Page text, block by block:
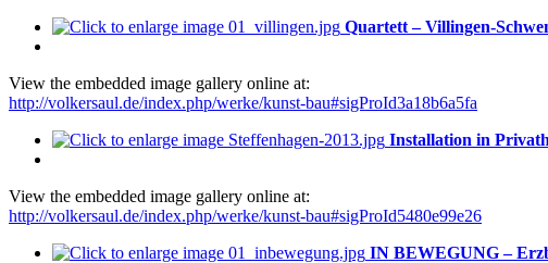
Quartett – Villingen-
View the embedded image gallery online at:
http://volkersaul.de/index.php/werke/kunst-bau#sigProId3a18b6a5fa
Installation in
View the embedded image gallery online at:
http://volkersaul.de/index.php/werke/kunst-bau#sigProId5480e99e26
IN BEWEGUNG –